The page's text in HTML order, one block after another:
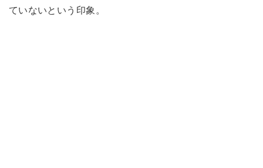
ていないという印象。